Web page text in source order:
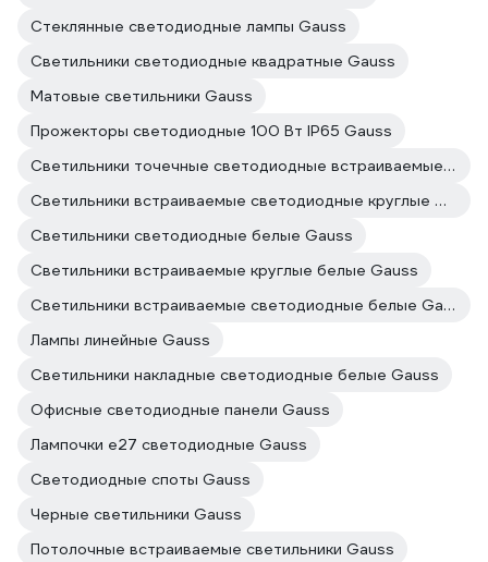
Стеклянные светодиодные лампы Gauss
Светильники светодиодные квадратные Gauss
Матовые светильники Gauss
Прожекторы светодиодные 100 Вт IP65 Gauss
Светильники точечные светодиодные встраиваемые Gauss
Светильники встраиваемые светодиодные круглые Gauss
Светильники светодиодные белые Gauss
Светильники встраиваемые круглые белые Gauss
Светильники встраиваемые светодиодные белые Gauss
Лампы линейные Gauss
Светильники накладные светодиодные белые Gauss
Офисные светодиодные панели Gauss
Лампочки е27 светодиодные Gauss
Светодиодные споты Gauss
Черные светильники Gauss
Потолочные встраиваемые светильники Gauss